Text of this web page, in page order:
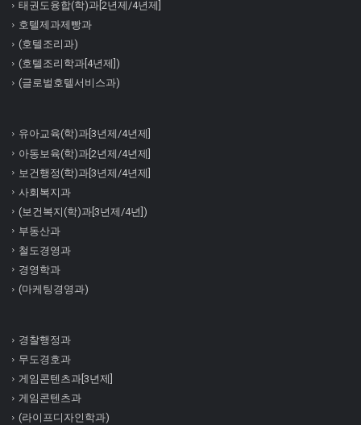
태권도융합(학)과[2년제/4년제]
호텔제과제빵과
(호텔조리과)
(호텔조리학과[4년제])
(글로벌호텔서비스과)
유아교육(학)과[3년제/4년제]
아동보육(학)과[2년제/4년제]
보건행정(학)과[3년제/4년제]
사회복지과
(보건복지(학)과[3년제/4년])
부동산과
철도경영과
경영학과
(마케팅경영과)
경찰행정과
무도경호과
게임콘텐츠과[3년제]
게임콘텐츠과
(라이프디자인학과)